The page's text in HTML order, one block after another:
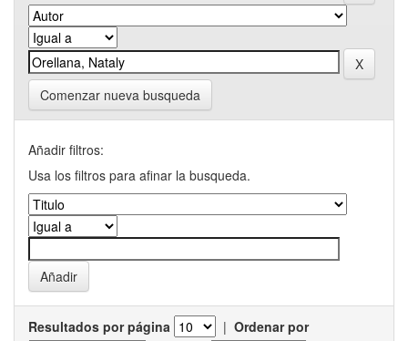
Comenzar nueva busqueda
Añadir filtros:
Usa los filtros para afinar la busqueda.
Resultados por página | Ordenar por